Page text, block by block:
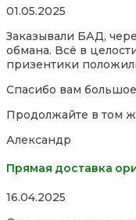
Rated
out
of
5
01.05.2025
Заказывали БАД,
обмана. Всё в
призентики
Спасибо вам
Продолжайте в том
Александр
Прямая доставка
Rated
16.04.2025